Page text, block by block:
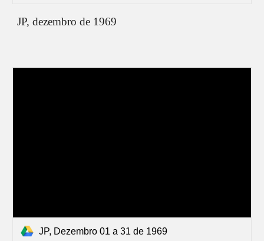
JP,dezembro de 1969
JP, Dezembro 01 a 31 de 1969